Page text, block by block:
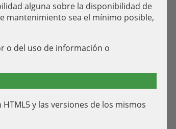
alguna sobre la disponibilidad de
mantenimiento sea el mínimo posible,
o del uso de información o
y las versiones de los mismos